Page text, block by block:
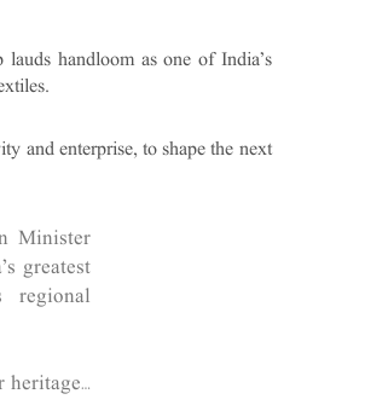
handloom as one of India’s
and enterprise, to shape the next
Minister
greatest
regional
heritage…